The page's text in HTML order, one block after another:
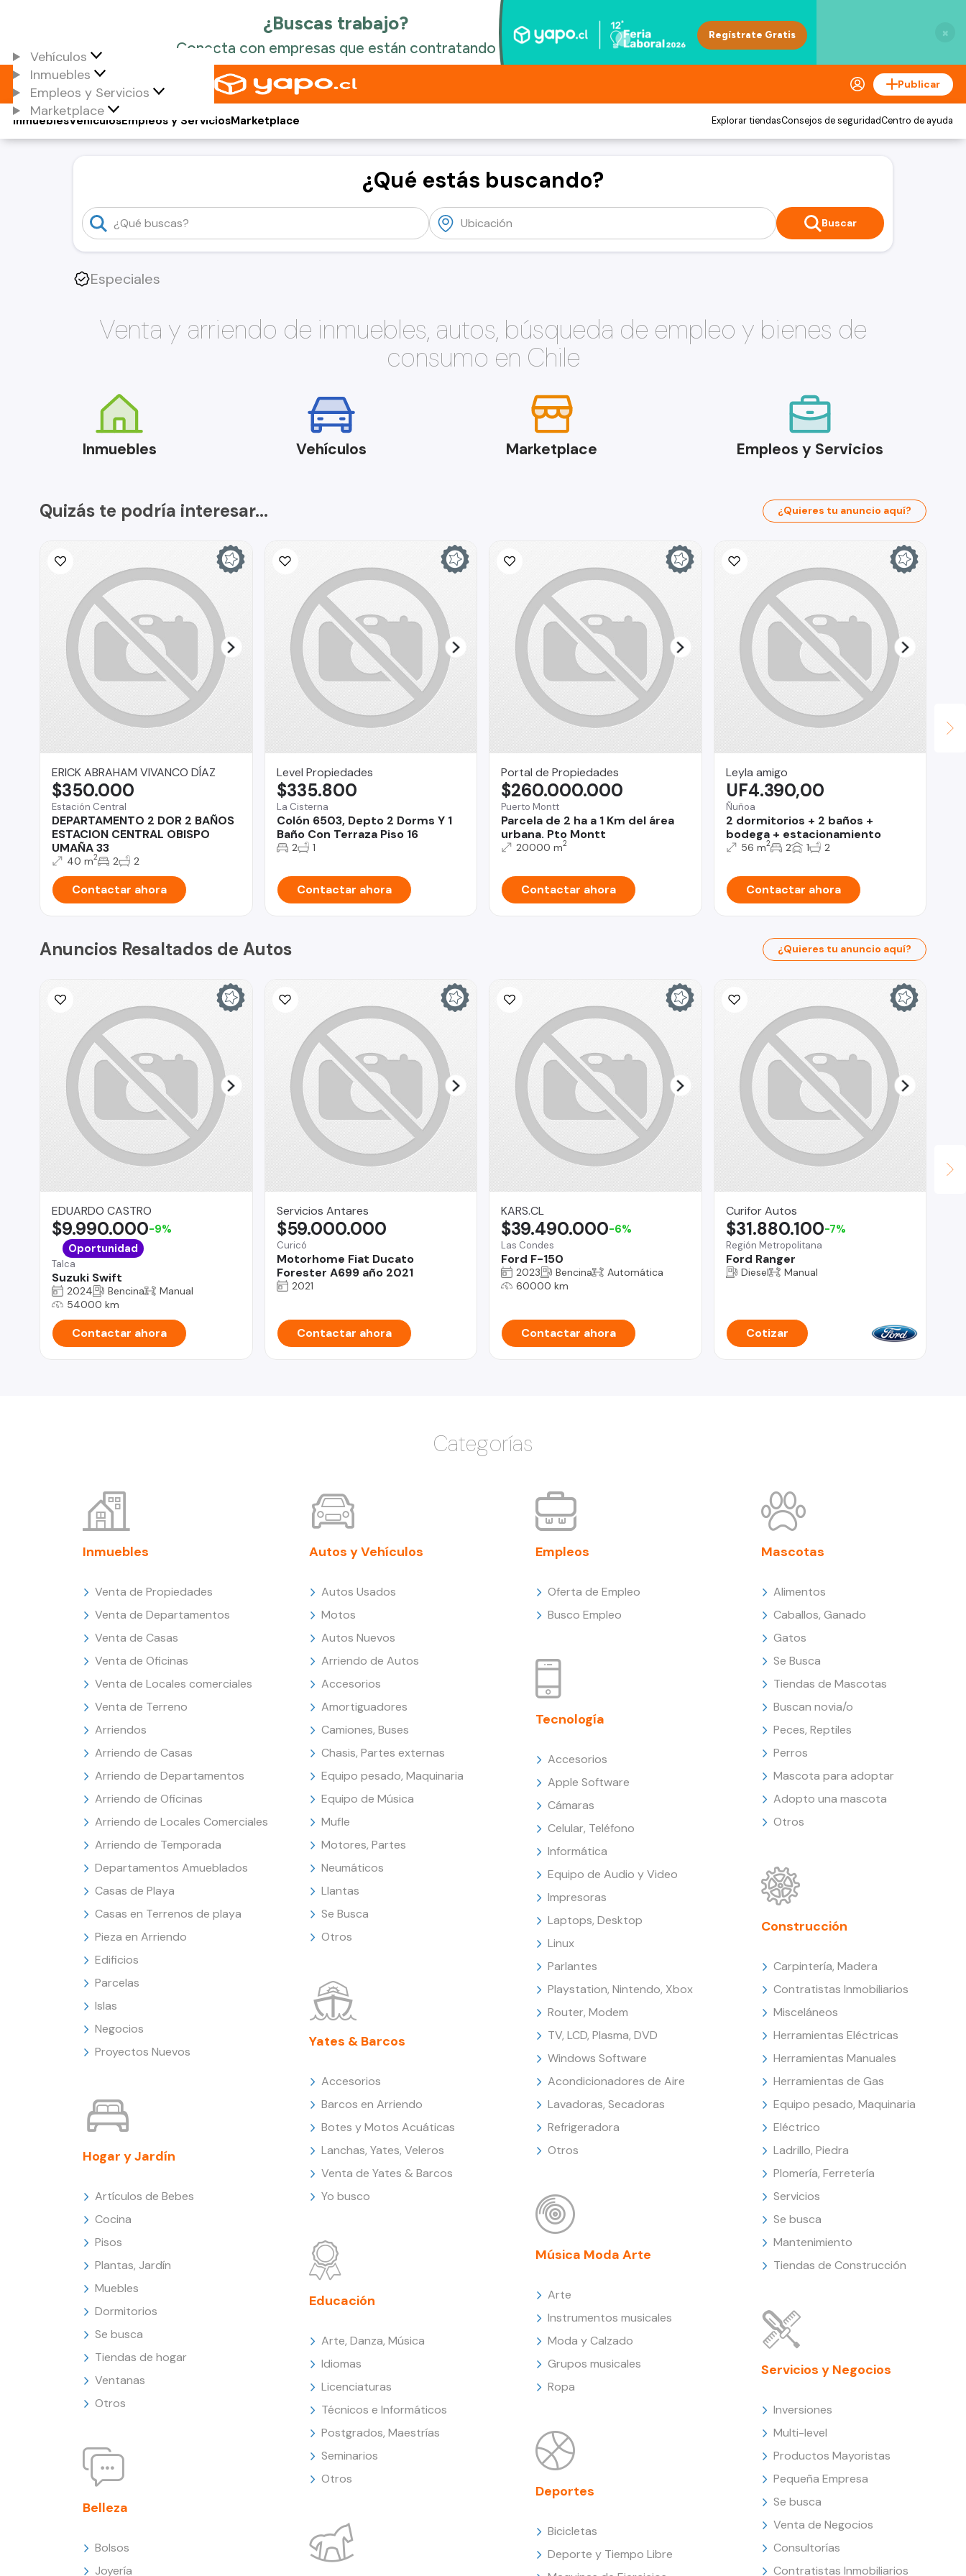
×
Vehículos
Inmuebles
Empleos y Servicios
Marketplace
Publicar
Vehículos
Inmuebles Empleos y ServiciosMarketplace Explorar tiendasConsejos de seguridadCentro de ayuda
¿Qué estás buscando?
Buscar
Especiales
Venta y arriendo de inmuebles, autos, búsqueda de empleo y bienes de
consumo en Chile
Inmuebles Vehículos Marketplace Empleos y Servicios
Quizás te podría interesar... ¿Quieres tu anuncio aquí?
ERICK ABRAHAM VIVANCO DÍAZ
Estación Central
DEPARTAMENTO 2 DOR 2 BAÑOS
ESTACION CENTRAL OBISPO
UMAÑA 33
$350.000
40 m2 2 2
Contactar ahora
Level Propiedades
La Cisterna
Colón 6503, Depto 2 Dorms Y 1
Baño Con Terraza Piso 16
$335.800
2 1
Contactar ahora
Portal de Propiedades
Puerto Montt
Parcela de 2 ha a 1 Km del área
urbana. Pto Montt
$260.000.000
20000 m2
Contactar ahora
Leyla amigo
Ñuñoa
2 dormitorios + 2 baños +
bodega + estacionamiento
UF4.390,00
56 m2 2 1 2
Contactar ahora
Anuncios Resaltados de Autos ¿Quieres tu anuncio aquí?
EDUARDO CASTRO
Talca
Suzuki Swift
$9.990.000-9%
Oportunidad
2024 Bencina
Manual
54000 km
Contactar ahora
Servicios Antares
Curicó
Motorhome Fiat Ducato
Forester A699 año 2021
$59.000.000
2021
Contactar ahora
KARS.CL
Las Condes
Ford F-150
$39.490.000-6%
2023 Bencina
Automática
60000 km
Contactar ahora
Curifor Autos
Región Metropolitana
Ford Ranger
$31.880.100-7%
Diesel Manual
Cotizar
Categorías
Inmuebles
Venta de Propiedades
Venta de Departamentos
Venta de Casas
Venta de Oficinas
Venta de Locales comerciales
Venta de Terreno
Arriendos
Arriendo de Casas
Arriendo de Departamentos
Arriendo de Oficinas
Arriendo de Locales Comerciales
Arriendo de Temporada
Departamentos Amueblados
Casas de Playa
Casas en Terrenos de playa
Pieza en Arriendo
Edificios
Parcelas
Islas
Negocios
Proyectos Nuevos
Hogar y Jardín
Artículos de Bebes
Cocina
Pisos
Plantas, Jardín
Muebles
Dormitorios
Se busca
Tiendas de hogar
Ventanas
Otros
Belleza
Bolsos
Joyería
Autos y Vehículos
Autos Usados
Motos
Autos Nuevos
Arriendo de Autos
Accesorios
Amortiguadores
Camiones, Buses
Chasis, Partes externas
Equipo pesado, Maquinaria
Equipo de Música
Mufle
Motores, Partes
Neumáticos
Llantas
Se Busca
Otros
Yates & Barcos
Accesorios
Barcos en Arriendo
Botes y Motos Acuáticas
Lanchas, Yates, Veleros
Venta de Yates & Barcos
Yo busco
Educación
Arte, Danza, Música
Idiomas
Licenciaturas
Técnicos e Informáticos
Postgrados, Maestrías
Seminarios
Otros
Empleos
Oferta de Empleo
Busco Empleo
Tecnología
Accesorios
Apple Software
Cámaras
Celular, Teléfono
Informática
Equipo de Audio y Video
Impresoras
Laptops, Desktop
Linux
Parlantes
Playstation, Nintendo, Xbox
Router, Modem
TV, LCD, Plasma, DVD
Windows Software
Acondicionadores de Aire
Lavadoras, Secadoras
Refrigeradora
Otros
Música Moda Arte
Arte
Instrumentos musicales
Moda y Calzado
Grupos musicales
Ropa
Deportes
Bicicletas
Deporte y Tiempo Libre
Mascotas
Alimentos
Caballos, Ganado
Gatos
Se Busca
Tiendas de Mascotas
Buscan novia/o
Peces, Reptiles
Perros
Mascota para adoptar
Adopto una mascota
Otros
Construcción
Carpintería, Madera
Contratistas Inmobiliarios
Misceláneos
Herramientas Eléctricas
Herramientas Manuales
Herramientas de Gas
Equipo pesado, Maquinaria
Eléctrico
Ladrillo, Piedra
Plomería, Ferretería
Servicios
Se busca
Mantenimiento
Tiendas de Construcción
Servicios y Negocios
Inversiones
Multi-level
Productos Mayoristas
Pequeña Empresa
Se busca
Venta de Negocios
Consultorías
Contratistas Inmobiliarios